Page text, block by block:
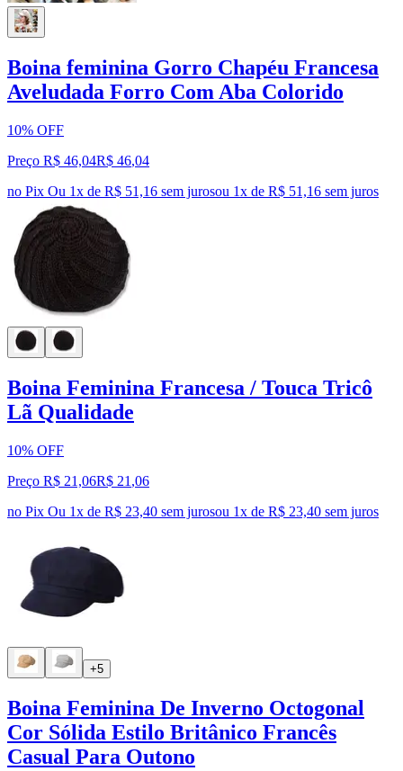
Boina feminina Gorro Chapéu Francesa
Aveludada Forro Com Aba Colorido
10% OFF
Preço R$ 46,04R$ 46,04
no Pix Ou 1x de R$ 51,16 sem jurosou 1x de R$ 51,16 sem juros
Boina Feminina Francesa / Touca Tricô
Lã Qualidade
10% OFF
Preço R$ 21,06R$ 21 ,06
no Pix Ou 1x de R$ 23,40 sem jurosou 1x de R$ 23,40 sem juros
+5
Boina Feminina De Inverno Octogonal
Cor Sólida Estilo Britânico Francês
Casual Para Outono